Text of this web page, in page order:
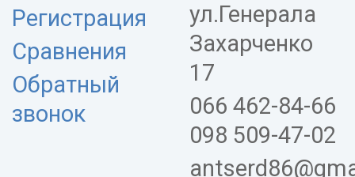
Регистрация
Сравнения
Обратный
звонок
ул.Генерала
Захарченко
17
066 462-84-66
098 509-47-02